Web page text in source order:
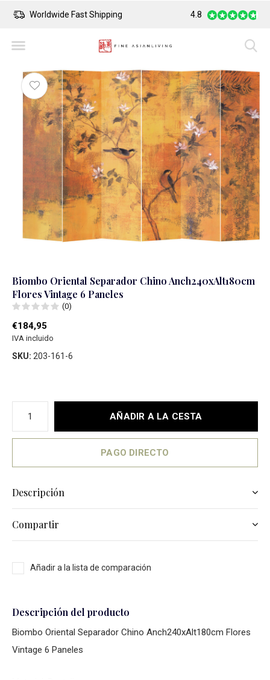
Worldwide Fast Shipping Safe Payment
4.8
Biombo Oriental Separador Chino Anch240xAlt180cm
Flores Vintage 6 Paneles
(0)
€184,95
IVA incluido
SKU: 203-161-6
AÑADIR A LA CESTA
PAGO DIRECTO
Descripción
Compartir
Añadir a la lista de comparación
Descripción del producto
Biombo Oriental Separador Chino Anch240xAlt180cm Flores
Vintage 6 Paneles